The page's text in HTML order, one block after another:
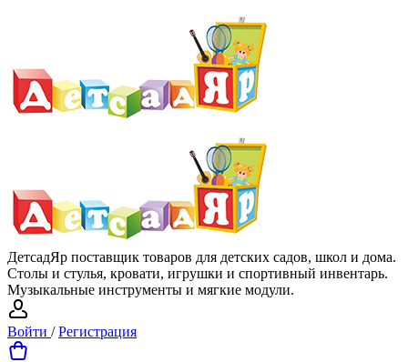
ДетсадЯр поставщик товаров для детских садов, школ и дома.
Столы и стулья, кровати, игрушки и спортивный инвентарь.
Музыкальные инструменты и мягкие модули.
Войти /Регистрация